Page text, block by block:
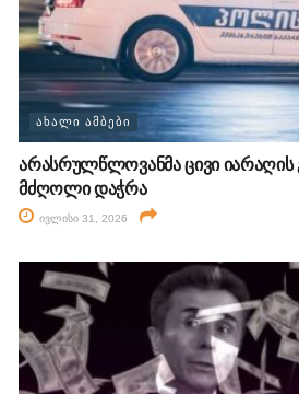
ᲐᲮᲐᲚᲘ ᲐᲛᲑᲔᲑᲘ
არასრულწლოვანმა ცივი იარაღის
მძღოლი დაჭრა
ივლისი 31, 2026